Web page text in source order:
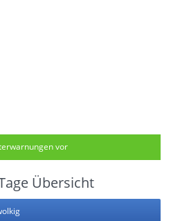
vor
Übersicht